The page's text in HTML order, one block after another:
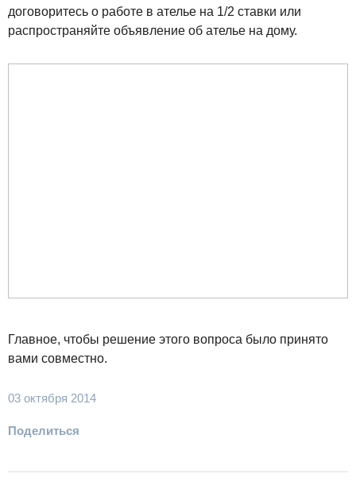
договоритесь о работе в ателье на 1/2 ставки или
распространяйте объявление об ателье на дому.
Главное, чтобы решение этого вопроса было принято
вами совместно.
03 октября 2014
Поделиться